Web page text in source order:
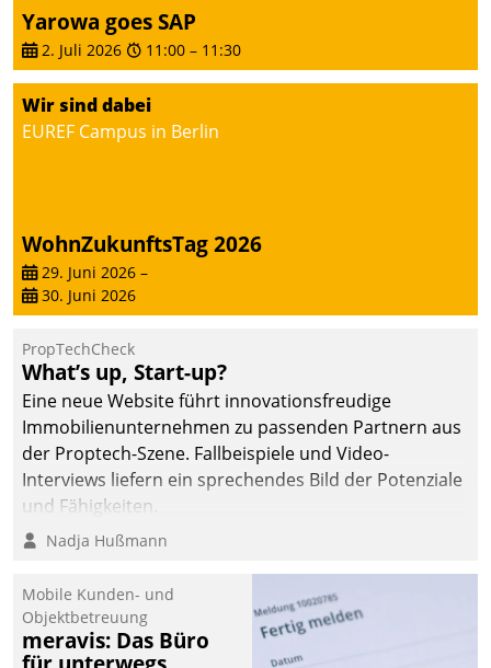
zielgerichtete
Mieterbefragungen – eine
starke Grundlage für
intelligente,
datengestützte
Entscheidungen.
Yarowa goes SAP
2. Juli 2026 11:00 – 11:30
Wir sind dabei
EUREF Campus in Berlin
WohnZukunftsTag 2026
29. Juni 2026 –
30. Juni 2026
PropTechCheck
What’s up, Start-up?
Eine neue Website führt innovationsfreudige
Immobilienunternehmen zu passenden Partnern aus
der Proptech-Szene. Fallbeispiele und Video-
Interviews liefern ein sprechendes Bild der Potenziale
und Fähigkeiten.
Nadja Hußmann
Mobile Kunden- und
Objektbetreuung
meravis: Das Büro